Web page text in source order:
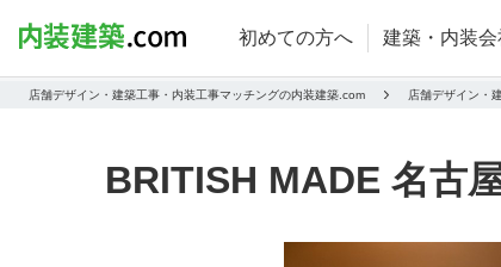
初めての方へ 建築・内装
店舗デザイン・建築工事・内装工事マッチングの内装建築.com 店舗デザイン・
BRITISH MADE 名古